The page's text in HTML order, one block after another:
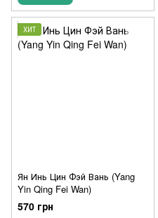
ХИТ
Ян Инь Цин Фэй Вань (Yang
Yin Qing Fei Wan)
570 грн